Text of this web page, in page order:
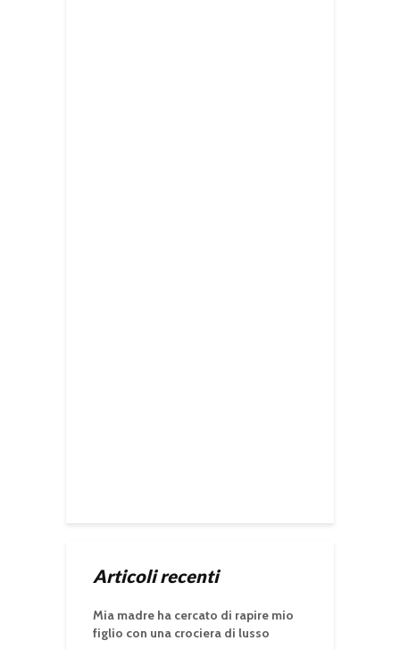
Articoli recenti
Mia madre ha cercato di rapire mio
figlio con una crociera di lusso